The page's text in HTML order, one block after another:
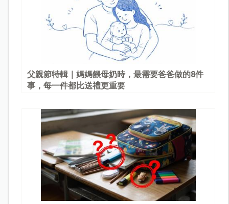
父親節特輯｜媽媽餵母奶時，最需要爸爸做的8件
事，每一件都比送禮更重要